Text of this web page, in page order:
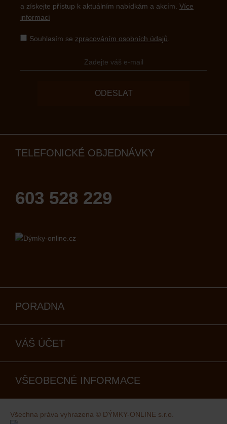
a získejte přístup k aktuálním nabídkám a akcím. Více
informací
Souhlasím se zpracováním osobních údajů
ODESLAT
TELEFONICKÉ OBJEDNÁVKY
603 528 229
PORADNA
VÁŠ ÚČET
VŠEOBECNÉ INFORMACE
Všechna práva vyhrazena © DÝMKY-ONLINE s.r.o.